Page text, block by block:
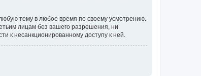
тему в любое время по своему усмотрению.
лицам без вашего разрешения, ни
к несанкционированному доступу к ней.